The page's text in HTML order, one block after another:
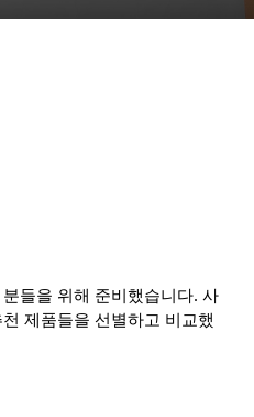
들을 위해 준비했습니다. 사
제품들을 선별하고 비교했